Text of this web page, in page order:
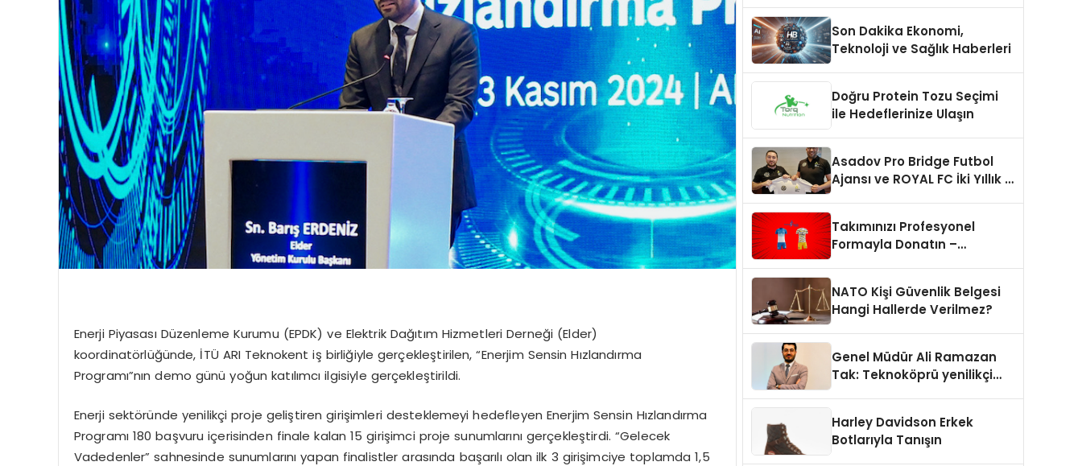
Enerji Piyasası Düzenleme Kurumu (EPDK) ve Elektrik Dağıtım Hizmetleri Derneği (Elder)
koordinatörlüğünde, İTÜ ARI Teknokent iş birliğiyle gerçekleştirilen, “Enerjim Sensin Hızlandırma
Programı”nın demo günü yoğun katılımcı ilgisiyle gerçekleştirildi.
Enerji sektöründe yenilikçi proje geliştiren girişimleri desteklemeyi hedefleyen Enerjim Sensin Hızlandırma
Programı 180 başvuru içerisinden finale kalan 15 girişimci proje sunumlarını gerçekleştirdi. “Gelecek
Vadedenler” sahnesinde sunumlarını yapan finalistler arasında başarılı olan ilk 3 girişimciye toplamda 1,5
Son Dakika Ekonomi,
Teknoloji ve Sağlık Haberleri
Doğru Protein Tozu Seçimi
ile Hedeflerinize Ulaşın
Asadov Pro Bridge Futbol
Ajansı ve ROYAL FC İki Yıllık İş
Takımınızı Profesyonel
Formayla Donatın –
NATO Kişi Güvenlik Belgesi
Hangi Hallerde Verilmez?
Genel Müdür Ali Ramazan
Tak: Teknoköprü yenilikçi
Harley Davidson Erkek
Botlarıyla Tanışın